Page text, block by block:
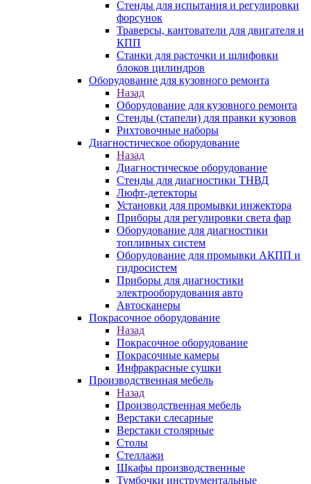
Стенды для испытания и регулировки
форсунок
Траверсы, кантователи для двигателя и
КПП
Станки для расточки и шлифовки
блоков цилиндров
Оборудование для кузовного ремонта
Назад
Оборудование для кузовного ремонта
Стенды (стапели) для правки кузовов
Рихтовочные наборы
Диагностическое оборудование
Назад
Диагностическое оборудование
Стенды для диагностики ТНВД
Люфт-детекторы
Установки для промывки инжектора
Приборы для регулировки света фар
Оборудование для диагностики
топливных систем
Оборудование для промывки АКПП и
гидросистем
Приборы для диагностики
электрооборудования авто
Автосканеры
Покрасочное оборудование
Назад
Покрасочное оборудование
Покрасочные камеры
Инфракрасные сушки
Производственная мебель
Назад
Производственная мебель
Верстаки слесарные
Верстаки столярные
Столы
Стеллажи
Шкафы производственные
Тумбочки инструментальные